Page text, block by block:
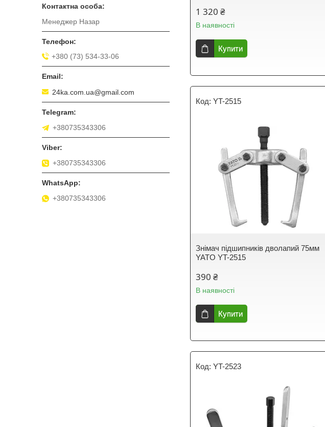
1 320 ₴
В наявності
Купити
YT-2515
Знімач підшипників дволапий 75мм
YATO YT-2515
390 ₴
В наявності
Купити
YT-2523
Менеджер Назар
+380 (73) 534-33-06
24ka.com.ua@gmail.com
+380735343306
+380735343306
+380735343306